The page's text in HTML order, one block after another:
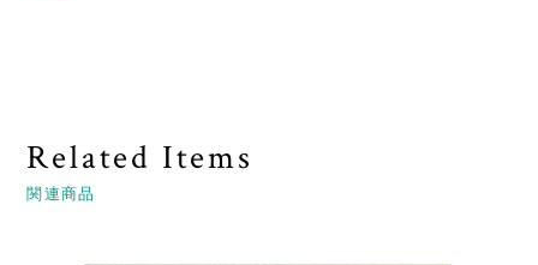
Related Items
関連商品